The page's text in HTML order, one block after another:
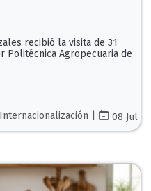
recibió la visita de 31
Politécnica Agropecuaria de
Internacionalización | 08 Jul